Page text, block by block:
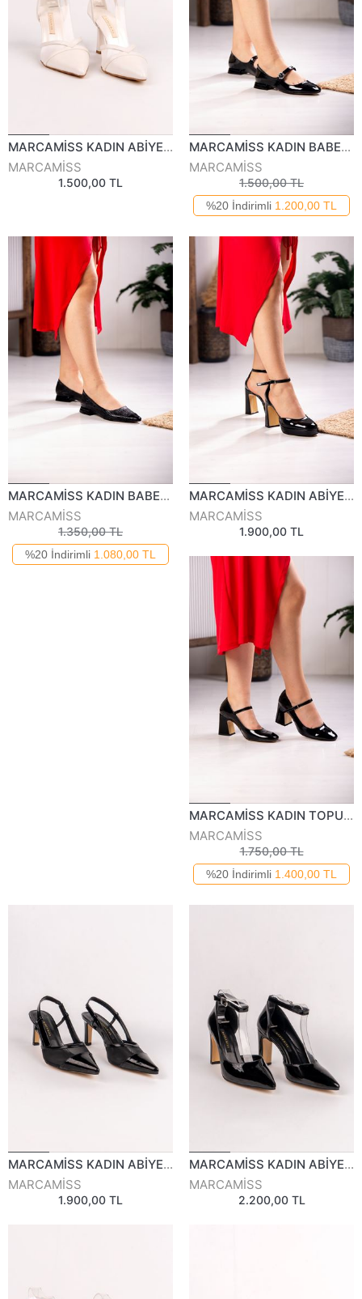
MARCAMİSS KADIN ABİYE AYAKKABI 815525Y
MARCAMİSS
1.500,00 TL
MARCAMİSS KADIN BABET 826023K
MARCAMİSS
1.500,00 TL
%20 İndirimli 1.200,00 TL
MARCAMİSS KADIN BABET 827024Y
MARCAMİSS
1.350,00 TL
%20 İndirimli 1.080,00 TL
MARCAMİSS KADIN ABİYE AYAKKABI 824925Y
MARCAMİSS
1.900,00 TL
MARCAMİSS KADIN TOPUKLU AYAKKABI 825024Y
MARCAMİSS
1.750,00 TL
%20 İndirimli 1.400,00 TL
MARCAMİSS KADIN ABİYE AYAKKABI 767723Y
MARCAMİSS
1.900,00 TL
MARCAMİSS KADIN ABİYE AYAKKABI 794825Y
MARCAMİSS
2.200,00 TL